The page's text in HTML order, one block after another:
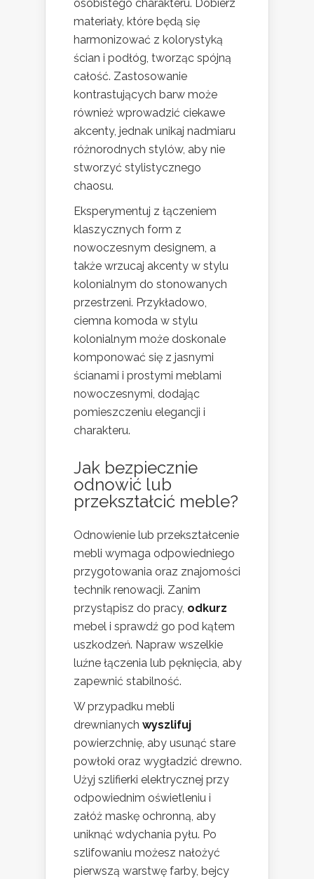
osobistego charakteru. Dobierz
materiały, które będą się
harmonizować z kolorystyką
ścian i podłóg, tworząc spójną
całość. Zastosowanie
kontrastujących barw może
również wprowadzić ciekawe
akcenty, jednak unikaj nadmiaru
różnorodnych stylów, aby nie
stworzyć stylistycznego
chaosu.
Eksperymentuj z łączeniem
klaszycznych form z
nowoczesnym designem, a
także wrzucaj akcenty w stylu
kolonialnym do stonowanych
przestrzeni. Przykładowo,
ciemna komoda w stylu
kolonialnym może doskonale
komponować się z jasnymi
ścianami i prostymi meblami
nowoczesnymi, dodając
pomieszczeniu elegancji i
charakteru.
Jak bezpiecznie
odnowić lub
przekształcić meble?
Odnowienie lub przekształcenie
mebli wymaga odpowiedniego
przygotowania oraz znajomości
technik renowacji. Zanim
przystąpisz do pracy, odkurz
mebel i sprawdź go pod kątem
uszkodzeń. Napraw wszelkie
luźne łączenia lub pęknięcia, aby
zapewnić stabilność.
W przypadku mebli
drewnianych wyszlifuj
powierzchnię, aby usunąć stare
powłoki oraz wygładzić drewno.
Użyj szlifierki elektrycznej przy
odpowiednim oświetleniu i
załóż maskę ochronną, aby
uniknąć wdychania pyłu. Po
szlifowaniu możesz nałożyć
pierwszą warstwę farby, bejcy